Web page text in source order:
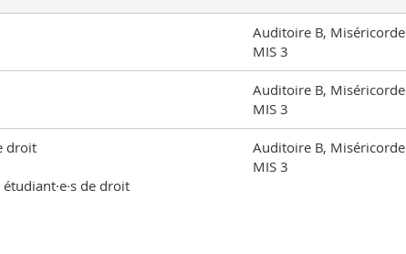
Auditoire B, Miséricorde
MIS 3
Auditoire B, Miséricorde
MIS 3
droit
de droit
Auditoire B, Miséricorde
MIS 3